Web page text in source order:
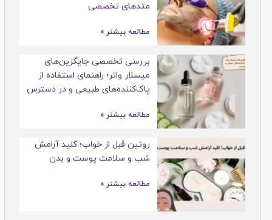
متدهای تخصصی
مطالعه بیشتر »
بررسی تخصصی جایگزین‌های
میسلار واتر؛ راهنمای استفاده از
پاک‌کننده‌های طبیعی و در دسترس
مطالعه بیشتر »
روتین قبل از خواب؛ کلید آرامش
شب و سلامت پوست و بدن
مطالعه بیشتر »